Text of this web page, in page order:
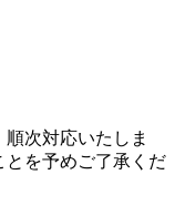
次対応いたしま
とを予めご了承くだ